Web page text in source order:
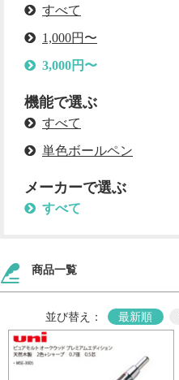
すべて
1,000円〜
3,000円〜
機能で選ぶ
すべて
単色ボールペン
メーカーで選ぶ
すべて
商品一覧
並び替え： 最新順